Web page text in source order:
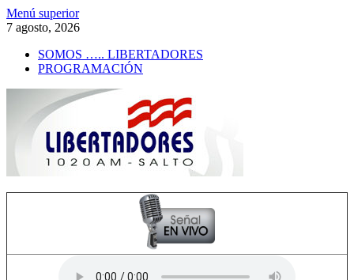
Saltar
al
Menú superior
7 agosto, 2026
SOMOS ….. LIBERTADORES
PROGRAMACIÓN